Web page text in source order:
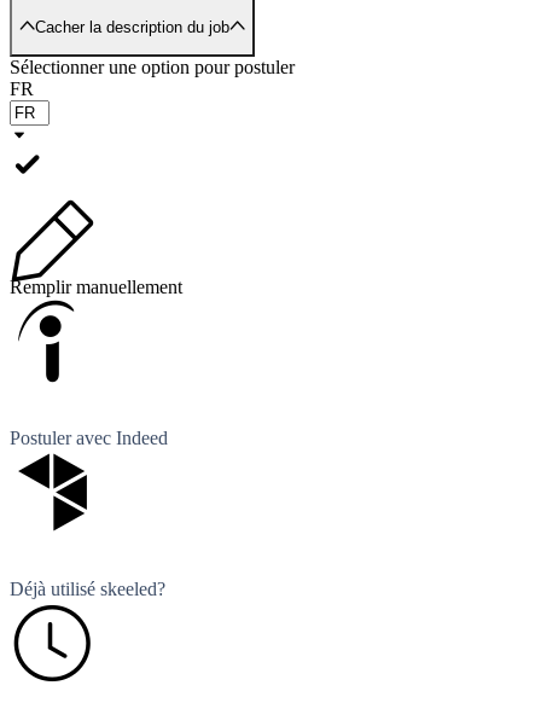
Cacher la description du job
Sélectionner une option pour postuler
FR
Remplir manuellement
Postuler avec Indeed
Déjà utilisé skeeled?